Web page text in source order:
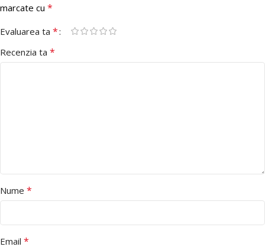
marcate cu *
Evaluarea ta *
Recenzia ta *
Nume *
Email *